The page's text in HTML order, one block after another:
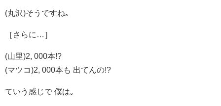
(丸沢)そうですね｡
［さらに…］
(山里)2, 000本!?
(マツコ)2, 000本も 出てんの!?
ていう感じで 僕は｡